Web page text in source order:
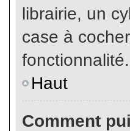
librairie, un
case à
fonctionnalité.
Haut
Comment